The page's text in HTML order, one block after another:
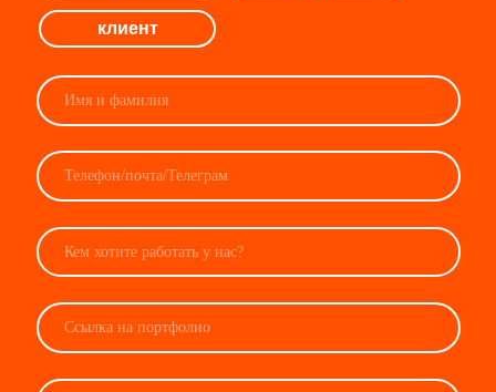
Я согласенс политикой в отношении обработки
Нажимая на кнопку, я даю своёсогласие на обработку
персональных данных
Отправить